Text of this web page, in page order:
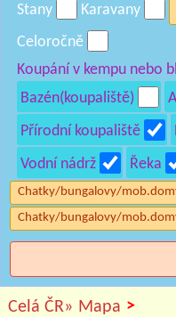
Stany Karavany
Celoročně
Koupání v kempu nebo
Bazén(koupaliště)
Přírodní koupaliště
Vodní nádrž
Řeka
Chatky/bungalovy/
Chatky/bungalovy/
Celá ČR» Mapa >